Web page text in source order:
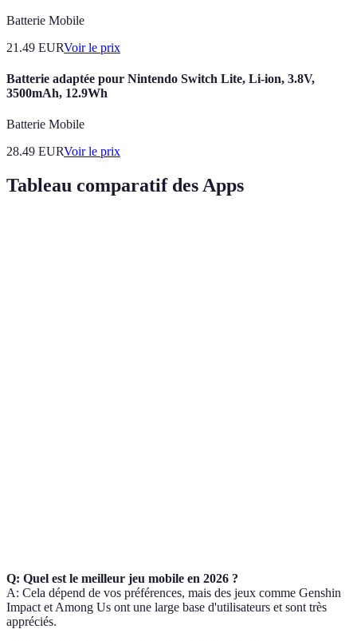
Batterie Mobile
21.49 EURVoir le prix
Batterie adaptée pour Nintendo Switch Lite, Li-ion, 3.8V,
3500mAh, 12.9Wh
Batterie Mobile
28.49 EURVoir le prix
Tableau comparatif des Apps
Q: Quel est le meilleur jeu mobile en 2026 ?
A: Cela dépend de vos préférences, mais des jeux comme Genshin
Impact et Among Us ont une large base d'utilisateurs et sont très
appréciés.